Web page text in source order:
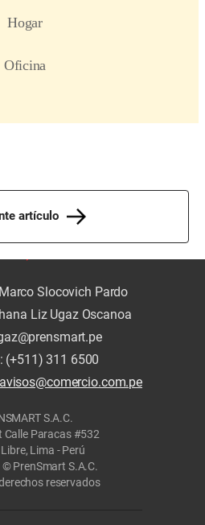
artículo
Slocovich Pardo
Liz Ugaz Oscanoa
(+511) 311 6500
S.A.C.
Calle Paracas #532
Lima - Perú
PrenSmart S.A.C.
reservados